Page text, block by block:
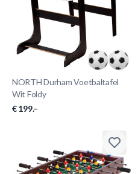
NORTH Durham Voetbaltafel
Wit Foldy
€ 199.–